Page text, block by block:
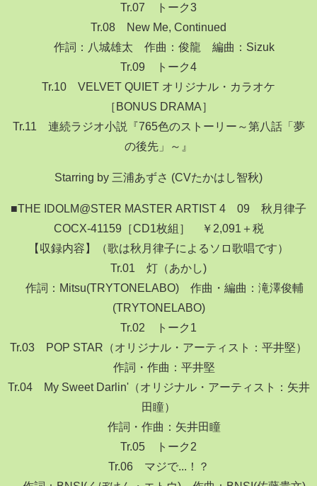
Tr.07 トーク3
Tr.08 New Me, Continued
作詞：八城雄太 作曲：俊龍 編曲：Sizuk
Tr.09 トーク4
Tr.10 VELVET QUIET オリジナル・カラオケ
［BONUS DRAMA］
Tr.11 連続ラジオ小説『765色のストーリー～第八話「夢
の後先」～』
Starring by 三浦あずさ (CVたかはし智秋)
■THE IDOLM@STER MASTER ARTIST 4 09 秋月律子
COCX-41159［CD1枚組］ ￥2,091＋税
【収録内容】（歌は秋月律子によるソロ歌唱です）
Tr.01 灯（あかし)
作詞：Mitsu(TRYTONELABO) 作曲・編曲：滝澤俊輔
(TRYTONELABO)
Tr.02 トーク1
Tr.03 POP STAR（オリジナル・アーティスト：平井堅）
作詞・作曲：平井堅
Tr.04 My Sweet Darlin'（オリジナル・アーティスト：矢井
田瞳）
作詞・作曲：矢井田瞳
Tr.05 トーク2
Tr.06 マジで...！？